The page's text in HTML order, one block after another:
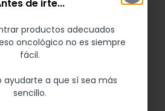
Neutral-Platino 100gr oncología
Precio
regular
13,50 €
con productos suaves,
para sentirte mejor en
en tu correo tu REGALO
de irte...
productos adecuados
oncológico no es siempre
fácil.
ayudarte a que sí sea más
sencillo.